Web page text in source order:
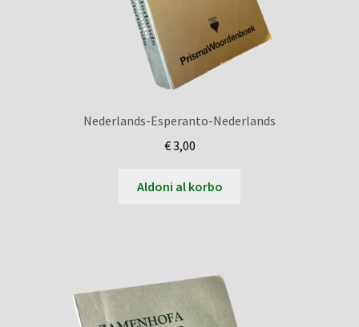
Nederlands-Esperanto-Nederlands
€3,00
Aldoni al korbo